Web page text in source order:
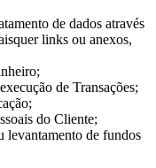
de dados através
links ou anexos,
de Transações;
do Cliente;
levantamento de fundos